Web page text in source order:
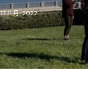
17 11 月, 2022